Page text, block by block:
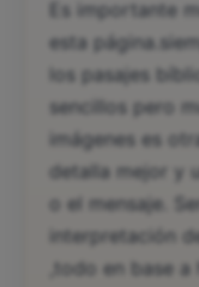
Es importante
esta
los pasajes
sencillos pero
imágenes es
detalla mejor y
o el mensaje.
interpretación
,todo en base